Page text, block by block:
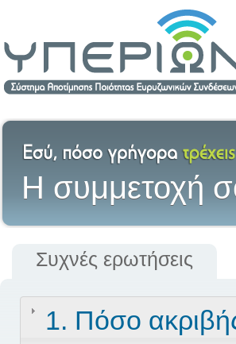
H συμμετοχή
Συχνές ερωτήσεις
1. Πόσο